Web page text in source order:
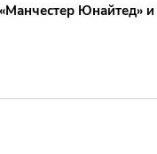
Юнайтед»